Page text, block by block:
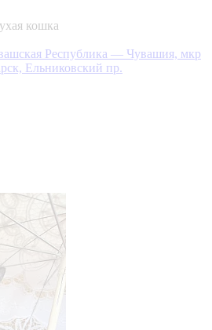
кошка
Республика — Чувашия, мкр
Ельниковский пр.